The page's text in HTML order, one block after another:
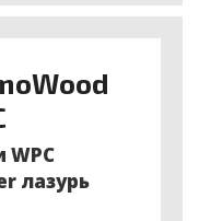
WPC
лазурь